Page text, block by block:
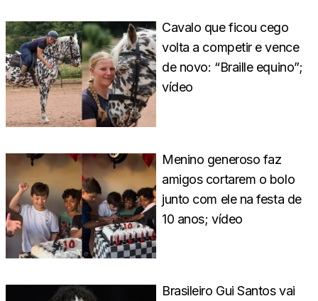
Cavalo que ficou cego
volta a competir e vence
de novo: “Braille equino”;
vídeo
Menino generoso faz
amigos cortarem o bolo
junto com ele na festa de
10 anos; vídeo
Brasileiro Gui Santos vai